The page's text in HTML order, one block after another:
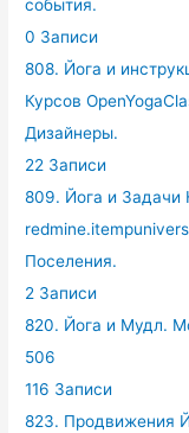
события.
0 Записи
808. Йога и
Курсов
Дизайнеры.
22 Записи
809. Йога и Задачи
Поселения.
2 Записи
820. Йога и Мудл.
506
116 Записи
823. Продвижения